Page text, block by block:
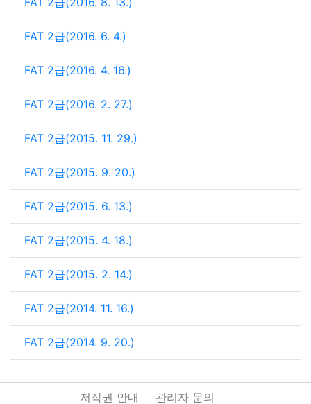
FAT 2급(2016. 6. 4.)
FAT 2급(2016. 4. 16.)
FAT 2급(2016. 2. 27.)
FAT 2급(2015. 11. 29.)
FAT 2급(2015. 9. 20.)
FAT 2급(2015. 6. 13.)
FAT 2급(2015. 4. 18.)
FAT 2급(2015. 2. 14.)
FAT 2급(2014. 11. 16.)
FAT 2급(2014. 9. 20.)
저작권 안내 관리자 문의